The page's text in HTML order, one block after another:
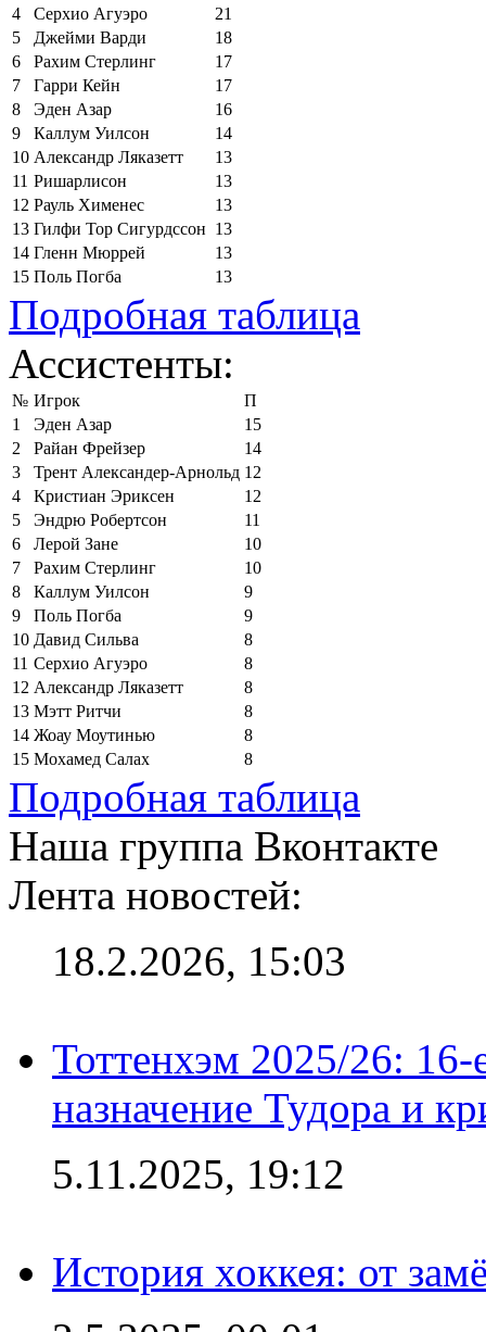
4
Серхио Агуэро
21
5
Джейми Варди
18
6
Рахим Стерлинг
17
7
Гарри Кейн
17
8
Эден Азар
16
9
Каллум Уилсон
14
10 Александр Ляказетт
13
11 Ришарлисон
13
12 Рауль Хименес
13
13 Гилфи Тор Сигурдссон 13
14 Гленн Мюррей
13
15 Поль Погба 13
Подробная таблица
Ассистенты:
№ Игрок
П
1
Эден Азар
15
2
Райан Фрейзер
14
3
Трент Александер-Арнольд 12
4
Кристиан Эриксен
12
5
Эндрю Робертсон
11
6
Лерой Зане
10
7
Рахим Стерлинг
10
8
Каллум Уилсон
9
9
Поль Погба
9
10 Давид Сильва
8
11 Серхио Агуэро
8
12 Александр Ляказетт
8
13 Мэтт Ритчи
8
14 Жоау Моутинью
8
15 Мохамед Салах 8
Подробная таблица
Наша группа Вконтакте
Лента новостей:
18.2.2026, 15:03
Тоттенхэм 2025/26:
назначение Тудора и
5.11.2025, 19:12
История хоккея: от